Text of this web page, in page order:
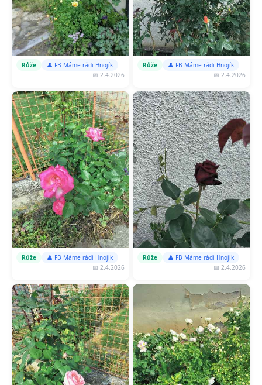
Růže
👤 FB Máme rádi Hnojík
📅 2.4.2026
Růže
👤 FB Máme rádi Hnojík
📅 2.4.2026
Růže
👤 FB Máme rádi Hnojík
📅 2.4.2026
Růže
👤 FB Máme rádi Hnojík
📅 2.4.2026